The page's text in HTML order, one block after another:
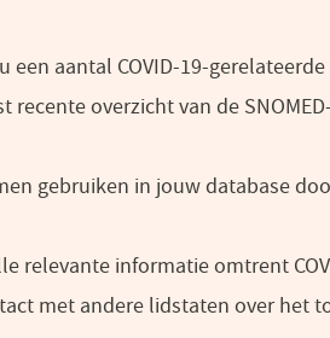
een aantal COVID-19-
recente overzicht van de
gebruiken in jouw database
relevante informatie omtrent
met andere lidstaten over het